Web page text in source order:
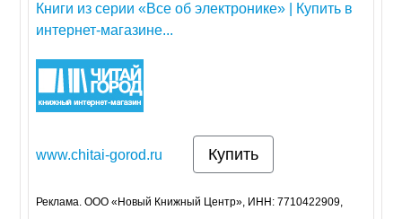
Книги из серии «Все об электронике» | Купить в
интернет-магазине...
www.chitai-gorod.ru Купить
Реклама. ООО «Новый Книжный Центр», ИНН: 7710422909,